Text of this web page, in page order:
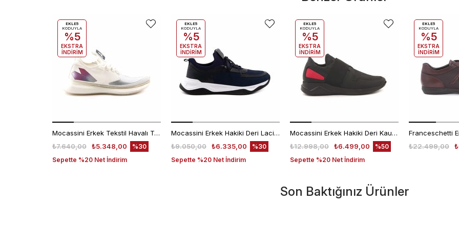
Mocassini Erkek Tekstil Havalı Taban Beyaz Spor & Sneaker Ayakkabı
₺5.348,00
₺7.640,00
Sepette %20 Net İndirim
%30
EKLE5
KODUYLA
%5
EKSTRA
İNDİRİM
Mocassini Erkek Hakiki Deri Lacivert Spor & Sneaker Ayakkabı
₺6.335,00
₺9.050,00
Sepette %20 Net İndirim
%30
EKLE5
KODUYLA
%5
EKSTRA
İNDİRİM
Mocassini Erkek Hakiki Deri Kauçuk Taban Siyah - Gri Spor & Sneaker Ayakkabı
₺6.499,00
₺12.998,00
Sepette %20 Net İndirim
%50
EKLE5
KODUYLA
%5
EKSTRA
İNDİRİM
₺22.499,00
EKLE5
KODUYLA
%5
EKSTRA
İNDİRİM
Son Baktığınız Ürünler